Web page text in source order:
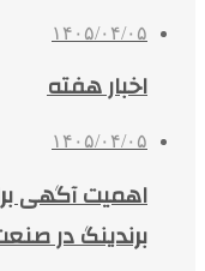
۱۴۰۵/۰۴/۰۵
اخبار هفته
۱۴۰۵/۰۴/۰۵
اهمیت آگهی
برندینگ در